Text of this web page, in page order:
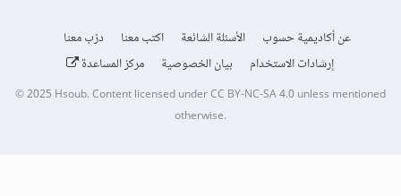
عن أكاديمية حسوب الأسئلة الشائعة اكتب معنا
درّب معنا
إرشادات الاستخدام
بيان الخصوصية مركز المساعدة
© 2025 Hsoub.Content licensed underCC BY-NC-SA 4.0unless mentioned
otherwise.